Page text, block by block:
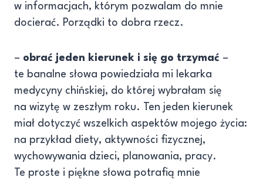
w informacjach, którym pozwalam do mnie
docierać. Porządki to dobra rzecz.
– obrać jeden kierunek i się go trzymać –
te banalne słowa powiedziała mi lekarka
medycyny chińskiej, do której wybrałam się
na wizytę w zeszłym roku. Ten jeden kierunek
miał dotyczyć wszelkich aspektów mojego życia:
na przykład diety, aktywności fizycznej,
wychowywania dzieci, planowania, pracy.
Te proste i piękne słowa potrafią mnie